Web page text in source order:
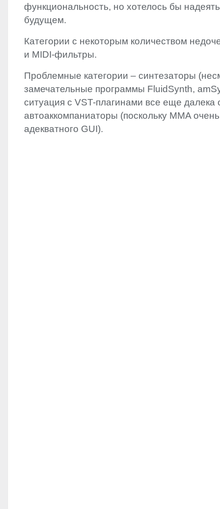
функциональность, но хотелось бы
будущем.
Категории с некоторым количеством
и MIDI-фильтры.
Проблемные категории – синтезаторы
замечательные программы FluidSynth,
ситуация c VST-плагинами все еще далека
автоаккомпаниаторы (поскольку MMA
адекватного GUI).